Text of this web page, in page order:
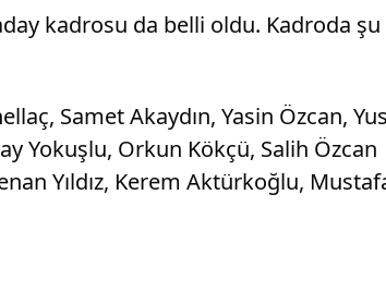
kadrosu da belli oldu. Kadroda şu
Samet Akaydın, Yasin Özcan,
Yokuşlu, Orkun Kökçü, Salih Özcan
Yıldız, Kerem Aktürkoğlu,